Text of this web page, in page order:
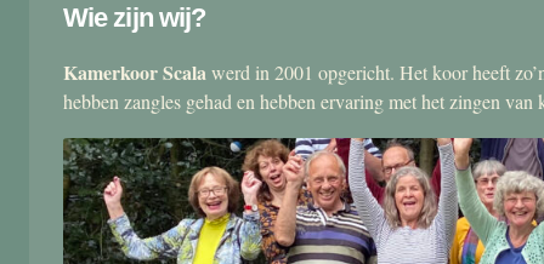
Wie zijn wij?
Kamerkoor Scalawerd in 2001 opgericht. Het koor heeft
hebben zangles gehad en hebben ervaring met het zingen van